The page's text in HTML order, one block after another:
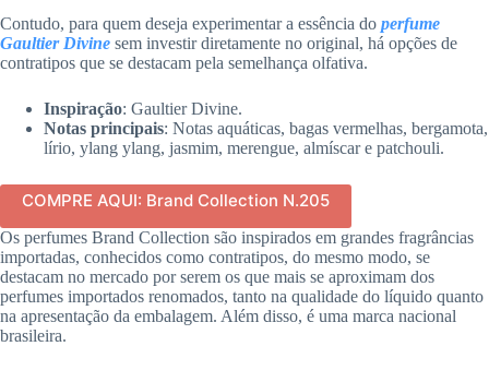
Contudo, para quem deseja experimentar a essência do perfume
Gaultier Divine sem investir diretamente no original, há opções de
contratipos que se destacam pela semelhança olfativa.
Inspiração: Gaultier Divine.
Notas principais: Notas aquáticas, bagas vermelhas, bergamota,
lírio, ylang ylang, jasmim, merengue, almíscar e patchouli.
COMPRE AQUI: Brand Collection N.205
Os perfumes Brand Collection são inspirados em grandes fragrâncias
importadas, conhecidos como contratipos, do mesmo modo, se
destacam no mercado por serem os que mais se aproximam dos
perfumes importados renomados, tanto na qualidade do líquido quanto
na apresentação da embalagem. Além disso, é uma marca nacional
brasileira.